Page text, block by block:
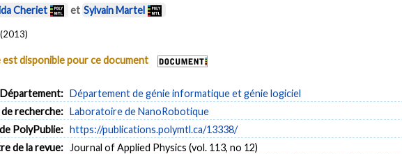
Cheriet et Sylvain Martel
est disponible pour ce document
Département: Département de génie informatique et génie logiciel
recherche: Laboratoire de NanoRobotique
PolyPublie: https://publications.polymtl.ca/13338/
de la revue:
Journal of Applied Physics (vol. 113, no 12)